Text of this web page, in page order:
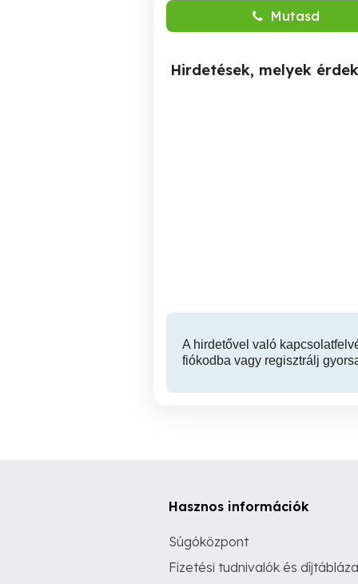
Mutasd
Hirdetések, melyek
A hirdetővel való
fiókodba vagy regisztrálj
Hasznos információk
Súgóközpont
Fizetési tudnivalók és